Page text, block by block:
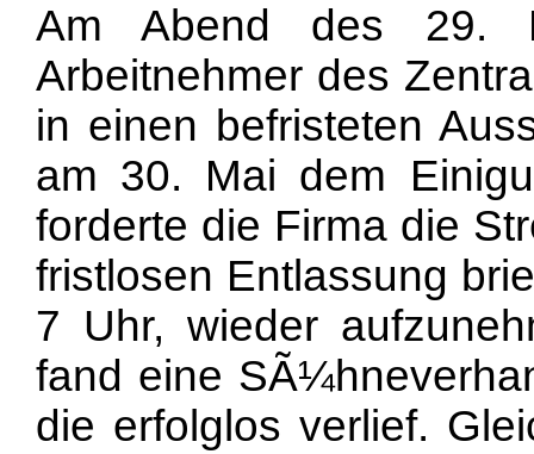
Am Abend des 29.
Arbeitnehmer des
in einen befristeten
am 30. Mai dem
forderte die Firma die
fristlosen Entlassung
7 Uhr, wieder
fand eine
die erfolglos verlief.